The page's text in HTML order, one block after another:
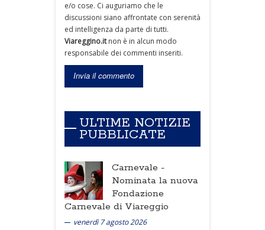
e/o cose. Ci auguriamo che le
discussioni siano affrontate con serenità
ed intelligenza da parte di tutti.
Viareggino.itnon è in alcun modo
responsabile dei commenti inseriti.
ULTIME NOTIZIE
PUBBLICATE
Carnevale -
Nominata la nuova
Fondazione
Carnevale di Viareggio
venerdì 7 agosto 2026